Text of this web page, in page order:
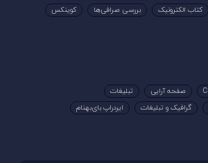
کتاب الکترونیک بررسی صرافی‌ها کوینکس
صفحه آرایی
تبلیغات
گرافیک و تبلیغات ایردراپ بای‌بهنام